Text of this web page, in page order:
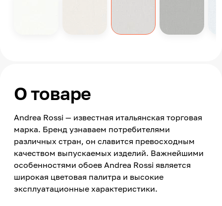
О товаре
Andrea Rossi — известная итальянская торговая
марка. Бренд узнаваем потребителями
различных стран, он славится превосходным
качеством выпускаемых изделий. Важнейшими
особенностями обоев Andrea Rossi является
широкая цветовая палитра и высокие
эксплуатационные характеристики.